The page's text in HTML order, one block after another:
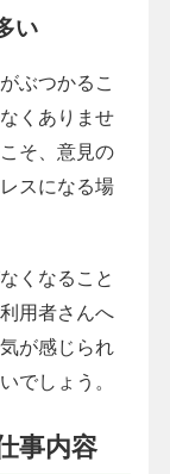
い
ぶつかるこ
くありませ
そ、意見の
スになる場
くなること
用者さんへ
が感じられ
でしょう。
事内容